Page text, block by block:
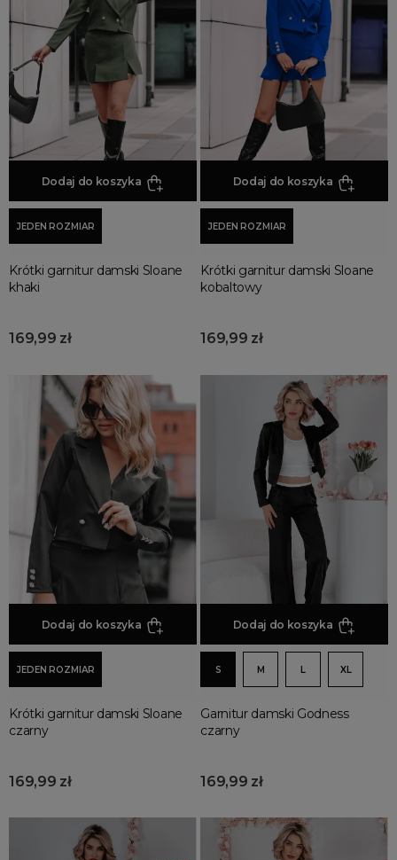
Jesienne Uroczystości
Zimowe Uroczystości
HOT SALE
Produkty Tygodnia
Różowy Październik
Black Friday
Cyber Monday
Black Week
Wyprzedaż noworoczna
Dodaj do koszyka
JEDEN ROZMIAR
Krótki garnitur damski Sloane
khaki
169,99 zł
Dodaj do koszyka
JEDEN ROZMIAR
Krótki garnitur damski Sloane
kobaltowy
169,99 zł
Dodaj do koszyka
JEDEN ROZMIAR
Krótki garnitur damski Sloane
czarny
169,99 zł
Dodaj do koszyka
S M L XL
Garnitur damski Godness
czarny
169,99 zł